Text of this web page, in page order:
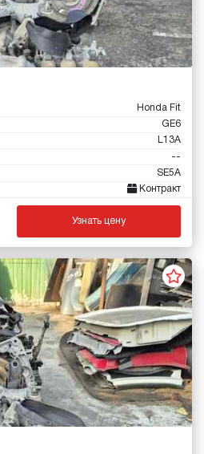
Honda Fit
GE6
L13A
--
SE5A
Контракт
Узнать цену